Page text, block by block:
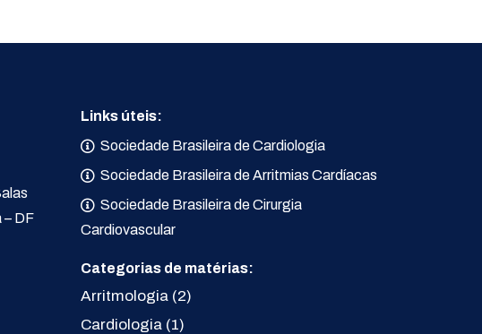
– DF
Links úteis:
Sociedade Brasileira de Cardiologia
Sociedade Brasileira de Arritmias Cardíacas
Sociedade Brasileira de Cirurgia
Cardiovascular
Categorias de matérias:
Arritmologia(2)
Cardiologia(1)